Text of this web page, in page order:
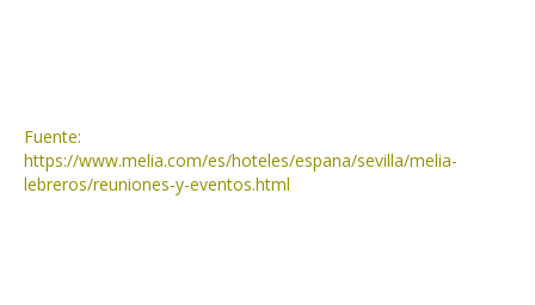
Fuente:
https://www.melia.com/es/hoteles/espana/sevilla/melia-
lebreros/reuniones-y-eventos.html